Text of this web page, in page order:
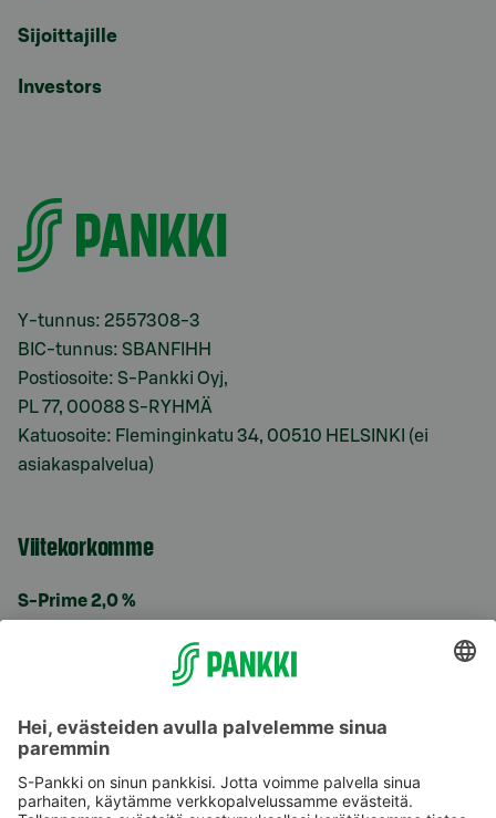
Sijoittajille
Investors
Y-tunnus: 2557308-3
BIC-tunnus: SBANFIHH
Postiosoite: S-Pankki Oyj,
PL 77, 00088 S-RYHMÄ
Katuosoite: Fleminginkatu 34, 00510 HELSINKI (ei
asiakaspalvelua)
Viitekorkomme
S-Prime 2,0 %